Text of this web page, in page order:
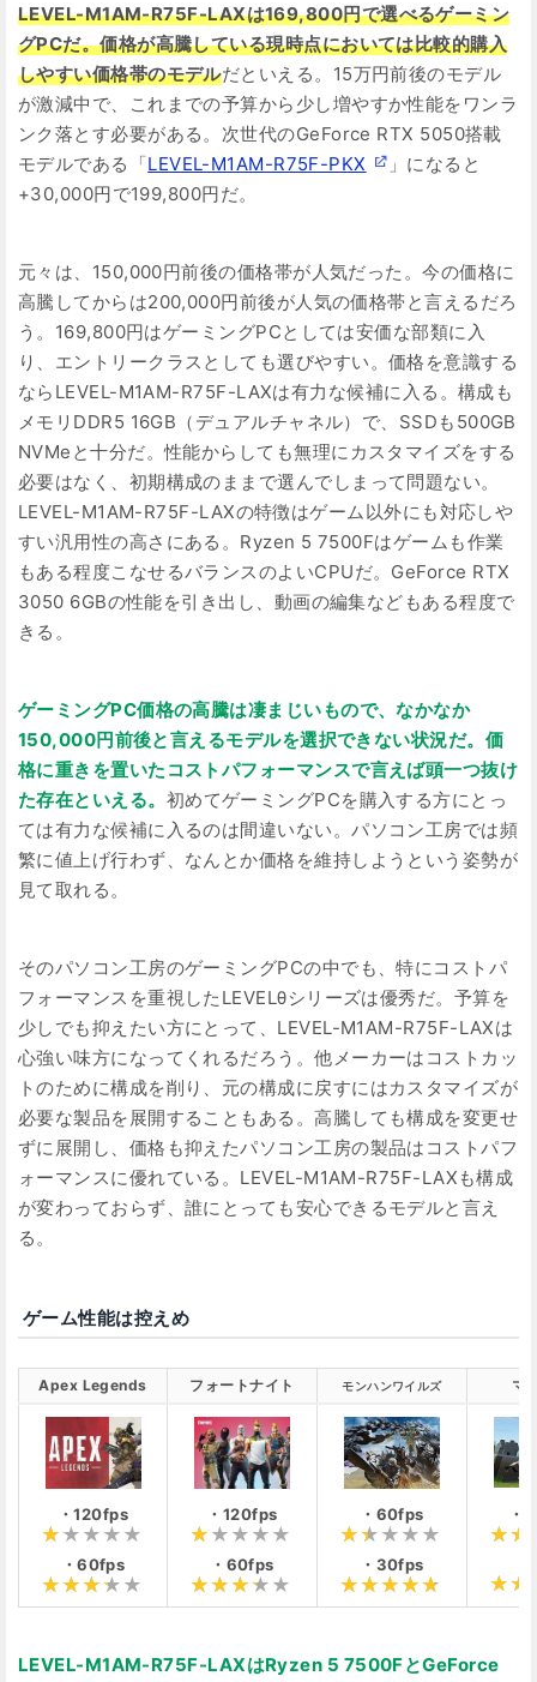
LEVEL-M1AM-R75F-LAXは169,800円で選べるゲーミン
グPCだ。価格が高騰している現時点においては比較的購入
しやすい価格帯のモデルだといえる。15万円前後のモデル
が激減中で、これまでの予算から少し増やすか性能をワンラ
ンク落とす必要がある。次世代のGeForce RTX 5050搭載
モデルである「LEVEL-M1AM-R75F-PKX
」になると
+30,000円で199,800円だ。
元々は、150,000円前後の価格帯が人気だった。今の価格に
高騰してからは200,000円前後が人気の価格帯と言えるだろ
う。169,800円はゲーミングPCとしては安価な部類に入
り、エントリークラスとしても選びやすい。価格を意識する
ならLEVEL-M1AM-R75F-LAXは有力な候補に入る。構成も
メモリDDR5 16GB（デュアルチャネル）で、SSDも500GB
NVMeと十分だ。性能からしても無理にカスタマイズをする
必要はなく、初期構成のままで選んでしまって問題ない。
LEVEL-M1AM-R75F-LAXの特徴はゲーム以外にも対応しや
すい汎用性の高さにある。Ryzen 5 7500Fはゲームも作業
もある程度こなせるバランスのよいCPUだ。GeForce RTX
3050 6GBの性能を引き出し、動画の編集などもある程度で
きる。
ゲーミングPC価格の高騰は凄まじいもので、なかなか
150,000円前後と言えるモデルを選択できない状況だ。価
格に重きを置いたコストパフォーマンスで言えば頭一つ抜け
た存在といえる。 初めてゲーミングPCを購入する方にとっ
ては有力な候補に入るのは間違いない。パソコン工房では頻
繁に値上げ行わず、なんとか価格を維持しようという姿勢が
見て取れる。
そのパソコン工房のゲーミングPCの中でも、特にコストパ
フォーマンスを重視したLEVELθシリーズは優秀だ。予算を
少しでも抑えたい方にとって、LEVEL-M1AM-R75F-LAXは
心強い味方になってくれるだろう。他メーカーはコストカッ
トのために構成を削り、元の構成に戻すにはカスタマイズが
必要な製品を展開することもある。高騰しても構成を変更せ
ずに展開し、価格も抑えたパソコン工房の製品はコストパフ
ォーマンスに優れている。LEVEL-M1AM-R75F-LAXも構成
が変わっておらず、誰にとっても安心できるモデルと言え
る。
ゲーム性能は控えめ
Apex Legends フォートナイト モンハンワイルズ マ
・120fps
・60fps
・120fps
・60fps
・60fps
・30fps
・
LEVEL-M1AM-R75F-LAXはRyzen 5 7500FとGeForce